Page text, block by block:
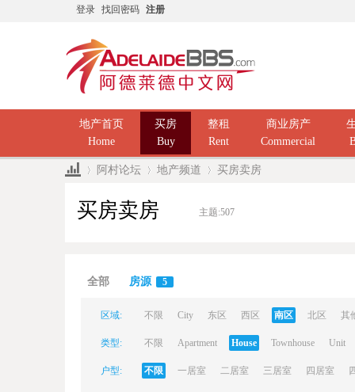
登录 找回密码 注册
地产首页
Home
买房
Buy
整租
Rent
商业房产
Commercial
阿村论坛 地产频道 买房卖房
买房卖房 主题:507
全部 房源 5
区域: 不限 City 东区 西区 南区 北区 其
类型: 不限 Apartment House Townhouse Unit
户型: 不限 一居室 二居室 三居室 四居室